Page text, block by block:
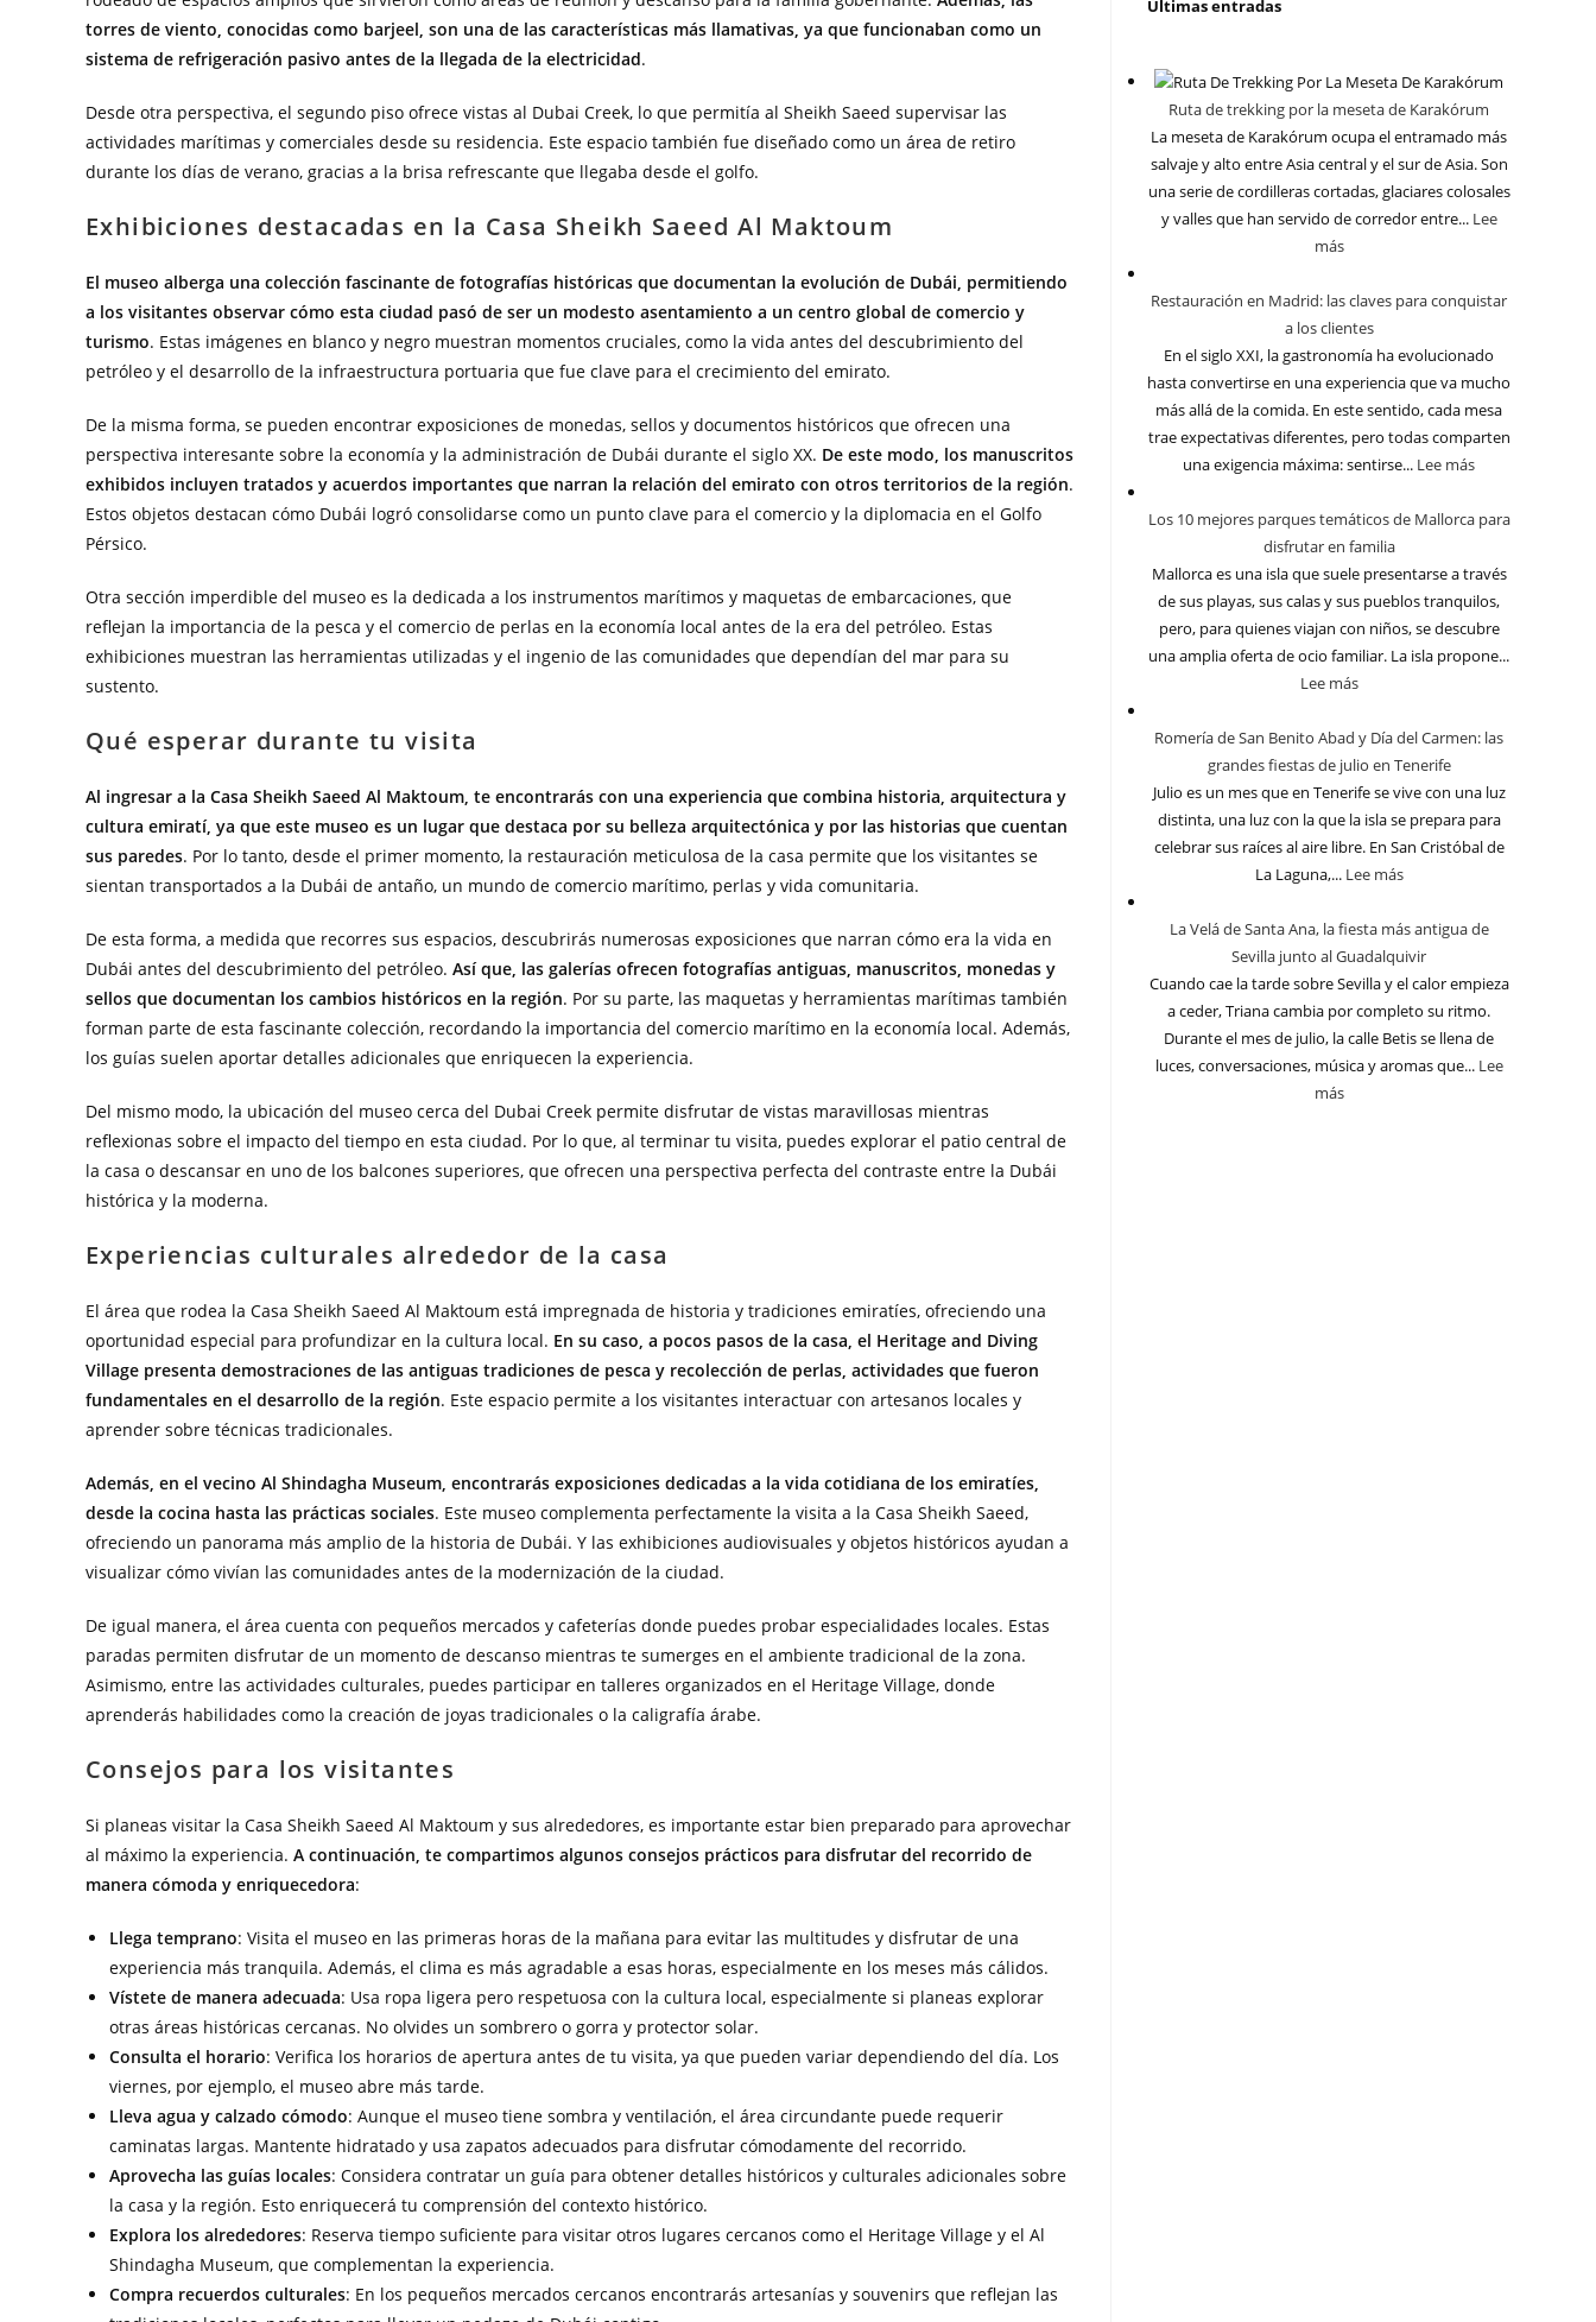
torres de viento, conocidas como barjeel, son una de las características más llamativas, ya que funcionaban como un
sistema de refrigeración pasivo antes de la llegada de la electricidad.
Desde otra perspectiva, el segundo piso ofrece vistas al Dubai Creek, lo que permitía al Sheikh Saeed supervisar las
actividades marítimas y comerciales desde su residencia. Este espacio también fue diseñado como un área de retiro
durante los días de verano, gracias a la brisa refrescante que llegaba desde el golfo.
Exhibiciones destacadas en la Casa Sheikh Saeed Al Maktoum
El museo alberga una colección fascinante de fotografías históricas que documentan la evolución de Dubái, permitiendo
a los visitantes observar cómo esta ciudad pasó de ser un modesto asentamiento a un centro global de comercio y
turismo. Estas imágenes en blanco y negro muestran momentos cruciales, como la vida antes del descubrimiento del
petróleo y el desarrollo de la infraestructura portuaria que fue clave para el crecimiento del emirato.
De la misma forma, se pueden encontrar exposiciones de monedas, sellos y documentos históricos que ofrecen una
perspectiva interesante sobre la economía y la administración de Dubái durante el siglo XX. De este modo, los manuscritos
exhibidos incluyen tratados y acuerdos importantes que narran la relación del emirato con otros territorios de la región.
Estos objetos destacan cómo Dubái logró consolidarse como un punto clave para el comercio y la diplomacia en el Golfo
Pérsico.
Otra sección imperdible del museo es la dedicada a los instrumentos marítimos y maquetas de embarcaciones, que
reflejan la importancia de la pesca y el comercio de perlas en la economía local antes de la era del petróleo. Estas
exhibiciones muestran las herramientas utilizadas y el ingenio de las comunidades que dependían del mar para su
sustento.
Qué esperar durante tu visita
Al ingresar a la Casa Sheikh Saeed Al Maktoum, te encontrarás con una experiencia que combina historia, arquitectura y
cultura emiratí, ya que este museo es un lugar que destaca por su belleza arquitectónica y por las historias que cuentan
sus paredes. Por lo tanto, desde el primer momento, la restauración meticulosa de la casa permite que los visitantes se
sientan transportados a la Dubái de antaño, un mundo de comercio marítimo, perlas y vida comunitaria.
De esta forma, a medida que recorres sus espacios, descubrirás numerosas exposiciones que narran cómo era la vida en
Dubái antes del descubrimiento del petróleo. Así que, las galerías ofrecen fotografías antiguas, manuscritos, monedas y
sellos que documentan los cambios históricos en la región. Por su parte, las maquetas y herramientas marítimas también
forman parte de esta fascinante colección, recordando la importancia del comercio marítimo en la economía local. Además,
los guías suelen aportar detalles adicionales que enriquecen la experiencia.
Del mismo modo, la ubicación del museo cerca del Dubai Creek permite disfrutar de vistas maravillosas mientras
reflexionas sobre el impacto del tiempo en esta ciudad. Por lo que, al terminar tu visita, puedes explorar el patio central de
la casa o descansar en uno de los balcones superiores, que ofrecen una perspectiva perfecta del contraste entre la Dubái
histórica y la moderna.
Experiencias culturales alrededor de la casa
El área que rodea la Casa Sheikh Saeed Al Maktoum está impregnada de historia y tradiciones emiratíes, ofreciendo una
oportunidad especial para profundizar en la cultura local. En su caso, a pocos pasos de la casa, el Heritage and Diving
Village presenta demostraciones de las antiguas tradiciones de pesca y recolección de perlas, actividades que fueron
fundamentales en el desarrollo de la región. Este espacio permite a los visitantes interactuar con artesanos locales y
aprender sobre técnicas tradicionales.
Además, en el vecino Al Shindagha Museum, encontrarás exposiciones dedicadas a la vida cotidiana de los emiratíes,
desde la cocina hasta las prácticas sociales. Este museo complementa perfectamente la visita a la Casa Sheikh Saeed,
ofreciendo un panorama más amplio de la historia de Dubái. Y las exhibiciones audiovisuales y objetos históricos ayudan a
visualizar cómo vivían las comunidades antes de la modernización de la ciudad.
De igual manera, el área cuenta con pequeños mercados y cafeterías donde puedes probar especialidades locales. Estas
paradas permiten disfrutar de un momento de descanso mientras te sumerges en el ambiente tradicional de la zona.
Asimismo, entre las actividades culturales, puedes participar en talleres organizados en el Heritage Village, donde
aprenderás habilidades como la creación de joyas tradicionales o la caligrafía árabe.
Consejos para los visitantes
Si planeas visitar la Casa Sheikh Saeed Al Maktoum y sus alrededores, es importante estar bien preparado para aprovechar
al máximo la experiencia. A continuación, te compartimos algunos consejos prácticos para disfrutar del recorrido de
manera cómoda y enriquecedora:
Llega temprano: Visita el museo en las primeras horas de la mañana para evitar las multitudes y disfrutar de una
experiencia más tranquila. Además, el clima es más agradable a esas horas, especialmente en los meses más cálidos.
Vístete de manera adecuada: Usa ropa ligera pero respetuosa con la cultura local, especialmente si planeas explorar
otras áreas históricas cercanas. No olvides un sombrero o gorra y protector solar.
Consulta el horario: Verifica los horarios de apertura antes de tu visita, ya que pueden variar dependiendo del día. Los
viernes, por ejemplo, el museo abre más tarde.
Lleva agua y calzado cómodo: Aunque el museo tiene sombra y ventilación, el área circundante puede requerir
caminatas largas. Mantente hidratado y usa zapatos adecuados para disfrutar cómodamente del recorrido.
Aprovecha las guías locales: Considera contratar un guía para obtener detalles históricos y culturales adicionales sobre
la casa y la región. Esto enriquecerá tu comprensión del contexto histórico.
Explora los alrededores: Reserva tiempo suficiente para visitar otros lugares cercanos como el Heritage Village y el Al
Shindagha Museum, que complementan la experiencia.
Compra recuerdos culturales: En los pequeños mercados cercanos encontrarás artesanías y souvenirs que reflejan las
Últimas entradas
Ruta de trekking por la meseta de Karakórum
La meseta de Karakórum ocupa el entramado más
salvaje y alto entre Asia central y el sur de Asia. Son
una serie de cordilleras cortadas, glaciares colosales
y valles que han servido de corredor entre... Lee
más
Restauración en Madrid: las claves para conquistar
a los clientes
En el siglo XXI, la gastronomía ha evolucionado
hasta convertirse en una experiencia que va mucho
más allá de la comida. En este sentido, cada mesa
trae expectativas diferentes, pero todas comparten
una exigencia máxima: sentirse... Lee más
Los 10 mejores parques temáticos de Mallorca para
disfrutar en familia
Mallorca es una isla que suele presentarse a través
de sus playas, sus calas y sus pueblos tranquilos,
pero, para quienes viajan con niños, se descubre
una amplia oferta de ocio familiar. La isla propone...
Lee más
Romería de San Benito Abad y Día del Carmen: las
grandes fiestas de julio en Tenerife
Julio es un mes que en Tenerife se vive con una luz
distinta, una luz con la que la isla se prepara para
celebrar sus raíces al aire libre. En San Cristóbal de
La Laguna,... Lee más
La Velá de Santa Ana, la fiesta más antigua de
Sevilla junto al Guadalquivir
Cuando cae la tarde sobre Sevilla y el calor empieza
a ceder, Triana cambia por completo su ritmo.
Durante el mes de julio, la calle Betis se llena de
luces, conversaciones, música y aromas que... Lee
más